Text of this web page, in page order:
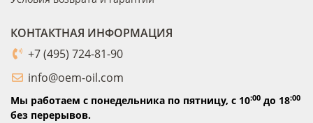
КОНТАКТНАЯ ИНФОРМАЦИЯ
+7 (495) 724-81-90
info@oem-oil.com
Мы работаем с понедельника по пятницу, с 10:00 до 18:00
без перерывов.